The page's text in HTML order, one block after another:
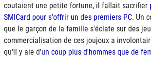
coutaient une petite fortune, il fallait sacrifier
SMICard pour s'offrir un des premiers PC. Un
que le garçon de la famille s'éclate sur des
commercialisation de ces joujoux a
qu'il y aie d'un coup plus d'hommes que de